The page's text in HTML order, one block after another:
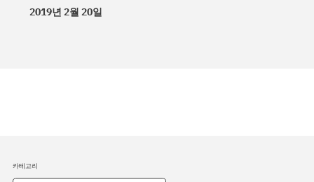
2019년 2월 20일
카테고리